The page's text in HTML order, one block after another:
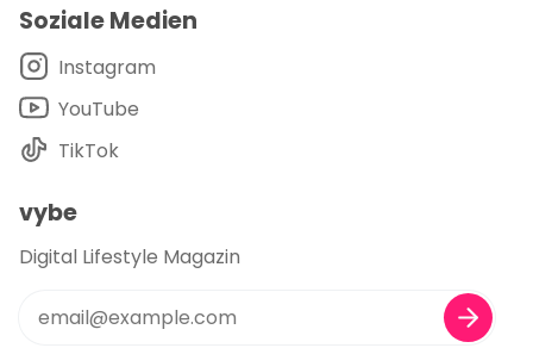
Soziale Medien
Instagram
YouTube
TikTok
vybe
Digital Lifestyle Magazin